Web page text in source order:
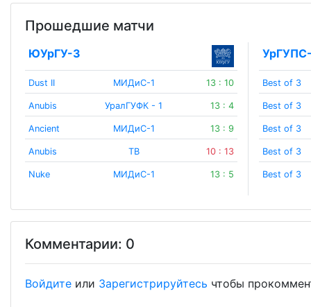
Прошедшие матчи
ЮУрГУ-3
Dust II МИДиС-1 13 : 10
Anubis УралГУФК - 1 13 : 4
Ancient МИДиС-1 13 : 9
Anubis TB 10 : 13
Nuke МИДиС-1 13 : 5
Best of 3
Best of 3
Best of 3
Best of 3
Best of 3
Комментарии: 0
Войдите или Зарегистрируйтесь чтобы